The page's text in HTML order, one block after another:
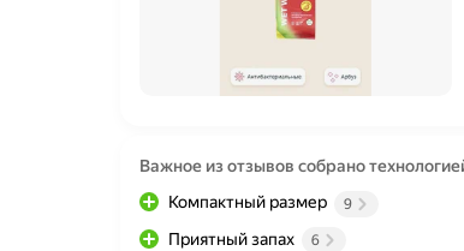
Важное из отзывов собрано
Компактный размер
9
Приятный запах 6